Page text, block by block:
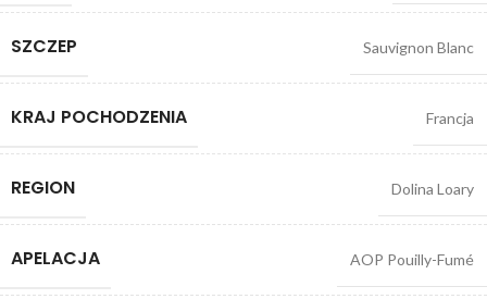
SZCZEP Sauvignon Blanc
KRAJ POCHODZENIA Francja
REGION Dolina Loary
APELACJA AOP Pouilly-Fumé